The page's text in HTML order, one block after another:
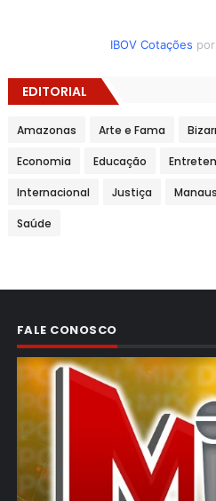
IBOV Cotações
EDITORIAL
Amazonas Arte e Fama
Economia Educação
Internacional Justiça Manaus
Saúde
FALE CONOSCO